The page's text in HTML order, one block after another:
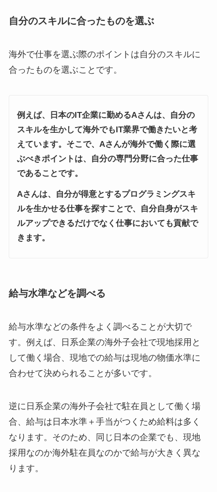
自分のスキルに合ったものを選ぶ
海外で仕事を選ぶ際のポイントは自分のスキルに
合ったものを選ぶことです。
例えば、日本のIT企業に勤めるAさんは、自分の
スキルを生かして海外でもIT業界で働きたいと考
えています。そこで、Aさんが海外で働く際に選
ぶべきポイントは、自分の専門分野に合った仕事
であることです。
Aさんは、自分が得意とするプログラミングスキ
ルを生かせる仕事を探すことで、自分自身がスキ
ルアップできるだけでなく仕事においても貢献で
きます。
給与水準などを調べる
給与水準などの条件をよく調べることが大切で
す。例えば、日系企業の海外子会社で現地採用と
して働く場合、現地での給与は現地の物価水準に
合わせて決められることが多いです。
逆に日系企業の海外子会社で駐在員として働く場
合、給与は日本水準＋手当がつくため給料は多く
なります。そのため、同じ日本の企業でも、現地
採用なのか海外駐在員なのかで給与が大きく異な
ります。